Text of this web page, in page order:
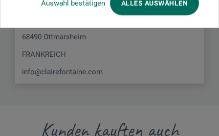
Auswahl bestätigen ALLES AUSWÄHLEN
68490 Ottmarsheim
FRANKREICH
info@clairefontaine.com
Kunden kauften auch